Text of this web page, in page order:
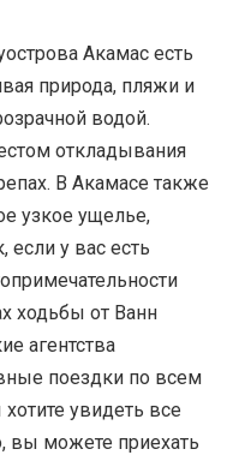
Акамас есть
природа, пляжи и
водой.
откладывания
В Акамасе также
узкое ущелье,
если у вас есть
ходьбы от Ванн
агентства
поездки по всем
увидеть все
вы можете приехать